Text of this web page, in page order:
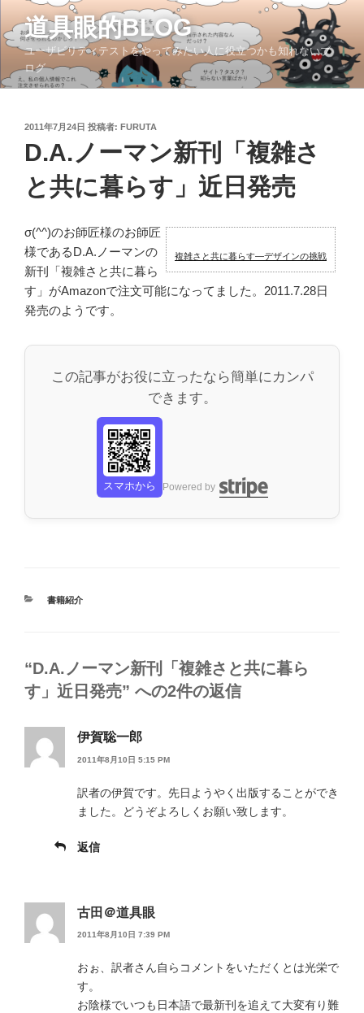
ン
テ
ツ
道具眼的BLOG
ユーザビリティテストをやってみたい人に役立つかも知れないブ
ログ
投
日:
2011年7月24日 投稿者: FURUTA
D.A.ノーマン新刊「複雑さ
と共に暮らす」近日発売
複雑さと共に暮らす―デザインの挑戦
σ(^^)のお師匠様のお師匠
様であるD.A.ノーマンの
新刊「複雑さと共に暮ら
す」がAmazonで注文可能になってました。2011.7.28日
発売のようです。
この記事がお役に立ったなら簡単にカンパ
できます。
スマホから Powered by
カ
書籍紹介
“D.A.ノーマン新刊「複雑さと共に暮ら
す」近日発売” への2件の返信
伊賀聡一郎
2011年8月10日 5:15 PM
訳者の伊賀です。先日ようやく出版することができ
ました。どうぞよろしくお願い致します。
返信
古田＠道具眼
2011年8月10日 7:39 PM
おぉ、訳者さん自らコメントをいただくとは光栄で
す。
お陰様でいつも日本語で最新刊を追えて大変有り難